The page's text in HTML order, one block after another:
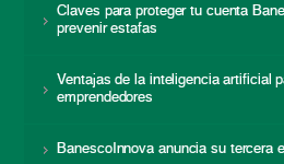
Claves para proteger tu cuenta
prevenir estafas
Ventajas de la inteligencia artificial
emprendedores
BanescoInnova anuncia su tercera